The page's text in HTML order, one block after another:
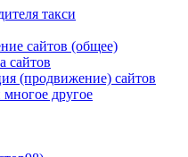
такси
сайтов (общее)
сайтов
(продвижение) сайтов
другое